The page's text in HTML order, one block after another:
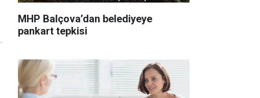
MHP Balçova’dan belediyeye
pankart tepkisi